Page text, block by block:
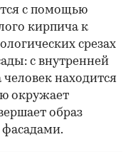
с помощью
кирпича к
срезах
с внутренней
находится
окружает
образ